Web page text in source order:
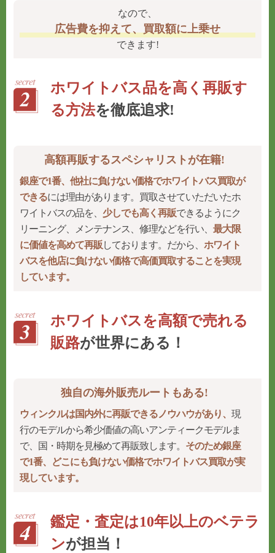
なので、
広告費を抑えて、買取額に上乗せ
できます!
ホワイトバス品を高く再販す
る方法を徹底追求!
高額再販するスペシャリストが在籍!
銀座で1番、他社に負けない価格でホワイトバス買取が
できるには理由があります。買取させていただいたホ
ワイトバスの品を、 少しでも高く再販できるようにク
リーニング、メンテナンス、修理などを行い、最大限
に価値を高めて再販しております。だから、ホワイト
バスを他店に負けない価格で高価買取することを実現
しています。
ホワイトバスを高額で売れる
販路が世界にある！
独自の海外販売ルートもある!
ウィンクルは国内外に再販できるノウハウがあり、現
行のモデルから希少価値の高いアンティークモデルま
で、国・時期を見極めて再販致します。 そのため銀座
で1番、どこにも負けない価格でホワイトバス買取が実
現しています。
鑑定・査定は10年以上のベテラ
ンが担当！